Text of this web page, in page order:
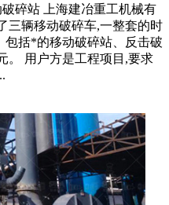
碎站 上海建冶重工机械有
三辆移动破碎车,一整套的时
包括*的移动破碎站、反击破
。 用户方是工程项目,要求